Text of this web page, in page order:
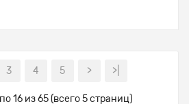
3 4 5 > >|
16 из 65 (всего 5 страниц)